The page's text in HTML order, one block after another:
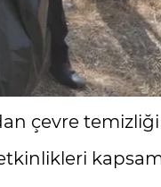
çevre temizliği